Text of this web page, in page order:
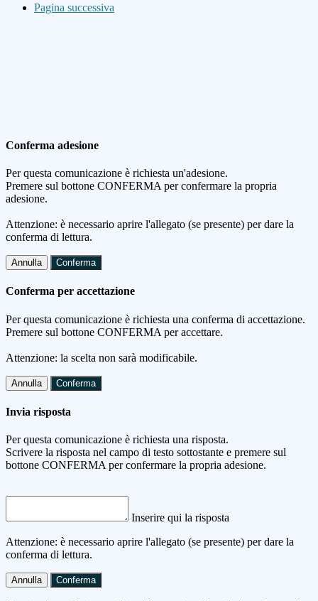
Pagina successiva
Conferma adesione
Per questa comunicazione è richiesta un'adesione.
Premere sul bottone CONFERMA per confermare la propria
adesione.
Attenzione: è necessario aprire l'allegato (se presente) per dare la
conferma di lettura.
Annulla Conferma
Conferma per accettazione
Per questa comunicazione è richiesta una conferma di accettazione.
Premere sul bottone CONFERMA per accettare.
Attenzione: la scelta non sarà modificabile.
Annulla Conferma
Invia risposta
Per questa comunicazione è richiesta una risposta.
Scrivere la risposta nel campo di testo sottostante e premere sul
bottone CONFERMA per confermare la propria adesione.
Inserire qui la risposta
Attenzione: è necessario aprire l'allegato (se presente) per dare la
conferma di lettura.
Annulla Conferma